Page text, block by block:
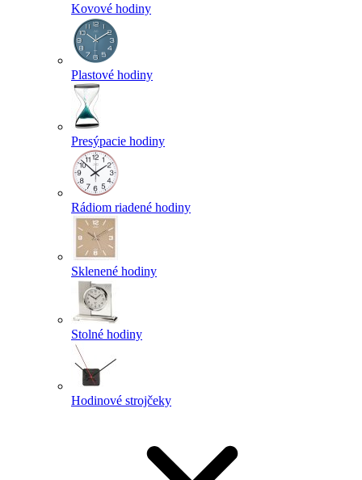
Kovové hodiny
Plastové hodiny
Presýpacie hodiny
Rádiom riadené hodiny
Sklenené hodiny
Stolné hodiny
Hodinové strojčeky